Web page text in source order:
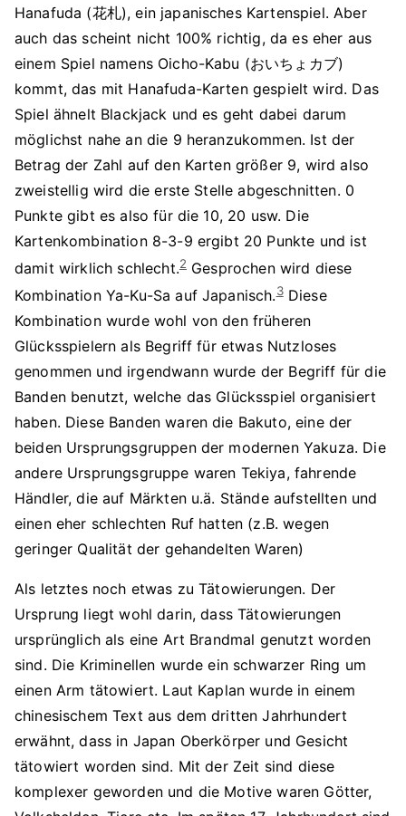
Hanafuda (花札), ein japanisches Kartenspiel. Aber
auch das scheint nicht 100% richtig, da es eher aus
einem Spiel namens Oicho-Kabu (おいちょカブ)
kommt, das mit Hanafuda-Karten gespielt wird. Das
Spiel ähnelt Blackjack und es geht dabei darum
möglichst nahe an die 9 heranzukommen. Ist der
Betrag der Zahl auf den Karten größer 9, wird also
zweistellig wird die erste Stelle abgeschnitten. 0
Punkte gibt es also für die 10, 20 usw. Die
Kartenkombination 8-3-9 ergibt 20 Punkte und ist
damit wirklich schlecht.2 Gesprochen wird diese
Kombination Ya-Ku-Sa auf Japanisch.3Diese
Kombination wurde wohl von den früheren
Glücksspielern als Begriff für etwas Nutzloses
genommen und irgendwann wurde der Begriff für die
Banden benutzt, welche das Glücksspiel organisiert
haben. Diese Banden waren die Bakuto, eine der
beiden Ursprungsgruppen der modernen Yakuza. Die
andere Ursprungsgruppe waren Tekiya, fahrende
Händler, die auf Märkten u.ä. Stände aufstellten und
einen eher schlechten Ruf hatten (z.B. wegen
geringer Qualität der gehandelten Waren)
Als letztes noch etwas zu Tätowierungen. Der
Ursprung liegt wohl darin, dass Tätowierungen
ursprünglich als eine Art Brandmal genutzt worden
sind. Die Kriminellen wurde ein schwarzer Ring um
einen Arm tätowiert. Laut Kaplan wurde in einem
chinesischem Text aus dem dritten Jahrhundert
erwähnt, dass in Japan Oberkörper und Gesicht
tätowiert worden sind. Mit der Zeit sind diese
komplexer geworden und die Motive waren Götter,